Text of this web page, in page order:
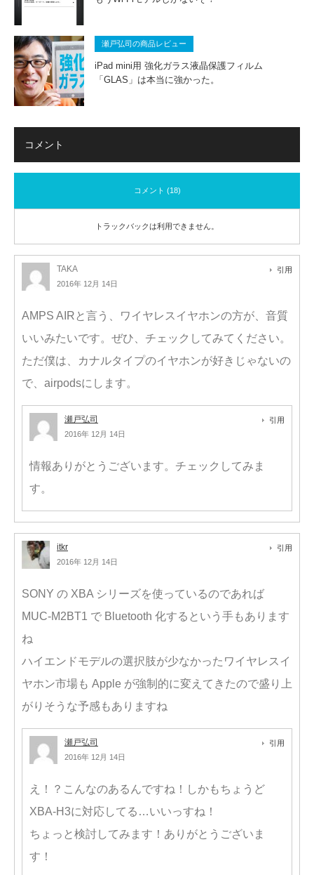
瀬戸弘司の商品レビュー
iPad mini用 強化ガラス液晶保護フィルム
「GLAS」は本当に強かった。
コメント
コメント (18)
トラックバックは利用できません。
TAKA
2016年 12月 14日
引用
AMPS AIRと言う、ワイヤレスイヤホンの方が、音質
いいみたいです。ぜひ、チェックしてみてください。
ただ僕は、カナルタイプのイヤホンが好きじゃないの
で、airpodsにします。
瀬戸弘司
2016年 12月 14日
引用
情報ありがとうございます。チェックしてみま
す。
itkr
2016年 12月 14日
引用
SONY の XBA シリーズを使っているのであれば
MUC-M2BT1 で Bluetooth 化するという手もあります
ね
ハイエンドモデルの選択肢が少なかったワイヤレスイ
ヤホン市場も Apple が強制的に変えてきたので盛り上
がりそうな予感もありますね
瀬戸弘司
2016年 12月 14日
引用
え！？こんなのあるんですね！しかもちょうど
XBA-H3に対応してる…いいっすね！
ちょっと検討してみます！ありがとうございま
す！